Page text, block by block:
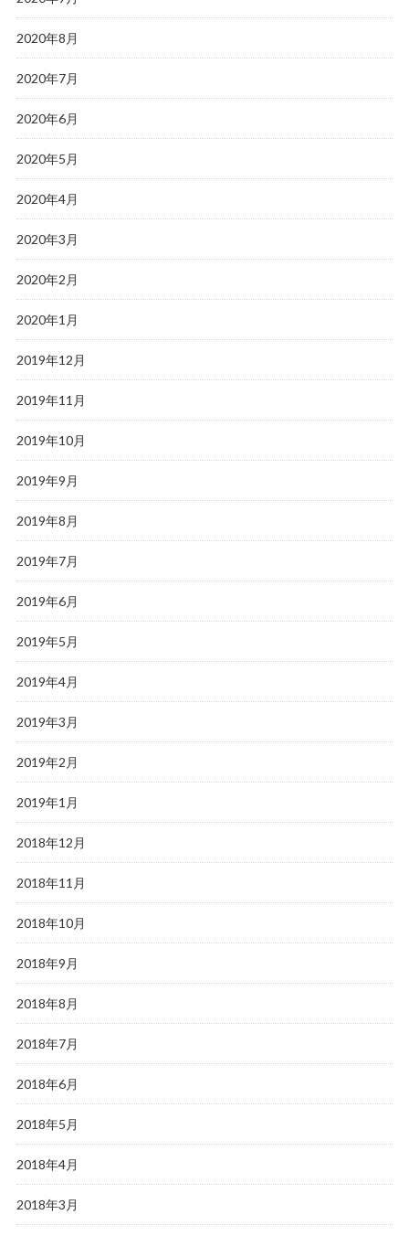
2020年8月
2020年7月
2020年6月
2020年5月
2020年4月
2020年3月
2020年2月
2020年1月
2019年12月
2019年11月
2019年10月
2019年9月
2019年8月
2019年7月
2019年6月
2019年5月
2019年4月
2019年3月
2019年2月
2019年1月
2018年12月
2018年11月
2018年10月
2018年9月
2018年8月
2018年7月
2018年6月
2018年5月
2018年4月
2018年3月